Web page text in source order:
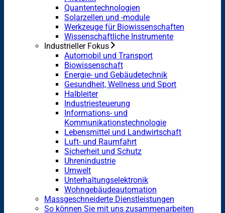
Quantentechnologien
Solarzellen und -module
Werkzeuge für Biowissenschaften
Wissenschaftliche Instrumente
Industrieller Fokus
Automobil und Transport
Biowissenschaft
Energie- und Gebäudetechnik
Gesundheit, Wellness und Sport
Halbleiter
Industriesteuerung
Informations- und
Kommunikationstechnologie
Lebensmittel und Landwirtschaft
Luft- und Raumfahrt
Sicherheit und Schutz
Uhrenindustrie
Umwelt
Unterhaltungselektronik
Wohngebäudeautomation
Massgeschneiderte Dienstleistungen
So können Sie mit uns zusammenarbeiten